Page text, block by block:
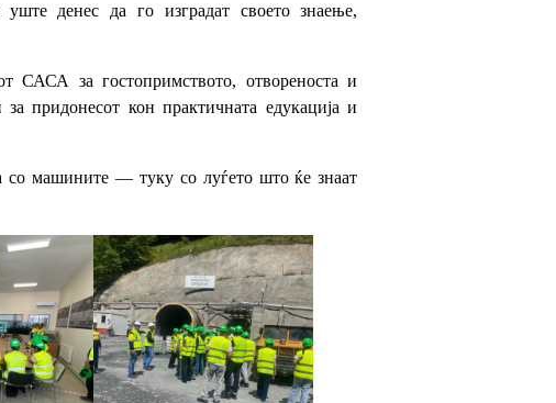
денес да го изградат своето знаење,
САСА за гостопримството, отвореноста и
придонесот кон практичната едукација и
со машините — туку со луѓето што ќе знаат